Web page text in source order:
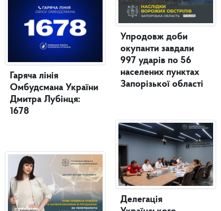
Гаряча лінія
Омбудсмана України
Дмитра Лубінця:
1678
Упродовж доби
окупанти завдали
997 ударів по 56
населених пунктах
Запорізької області
Делегація